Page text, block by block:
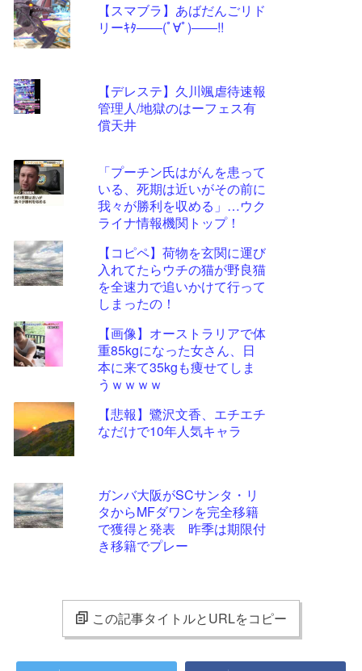
【スマブラ】あばだんごリド
リーｷﾀ――(ﾟ∀ﾟ)――!!
【デレステ】久川颯虐待速報
管理人/地獄のはーフェス有
償天井
「プーチン氏はがんを患って
いる、死期は近いがその前に
我々が勝利を収める」…ウク
ライナ情報機関トップ！
【コピペ】荷物を玄関に運び
入れてたらウチの猫が野良猫
を全速力で追いかけて行って
しまったの！
【画像】オーストラリアで体
重85kgになった女さん、日
本に来て35kgも痩せてしま
うｗｗｗｗ
【悲報】鷺沢文香、エチエチ
なだけで10年人気キャラ
ガンバ大阪がSCサンタ・リ
タからMFダワンを完全移籍
で獲得と発表 昨季は期限付
き移籍でプレー
この記事タイトルとURLをコピー